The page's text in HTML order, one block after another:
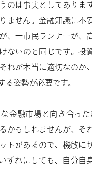
のは事実としてありま
ません。金融知識に不
、一市民ランナーが
ないのと同じです。投
れが本当に適切なのか
る姿勢が必要です。
金融市場と向き合っ
かもしれませんが、そ
トがあるので、機敏に
ずれにしても、自分